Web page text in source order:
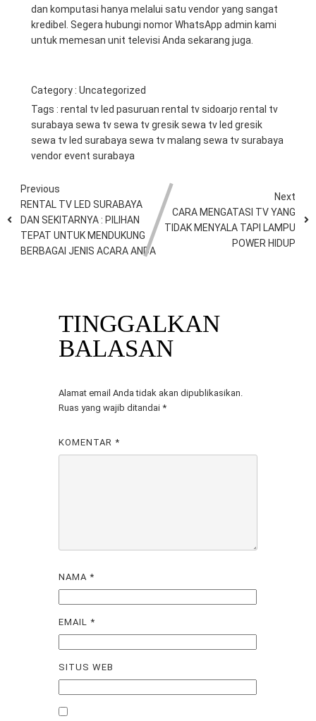
dan komputasi hanya melalui satu vendor yang sangat
kredibel. Segera hubungi nomor WhatsApp admin kami
untuk memesan unit televisi Anda sekarang juga.
Category : Uncategorized
Tags : rental tv led pasuruan rental tv sidoarjo rental tv
surabaya sewa tvsewa tv gresiksewa tv led gresik
sewa tv led surabaya sewa tv malang sewa tv surabaya
vendor event surabaya
Previous
RENTAL TV LED SURABAYA
DAN SEKITARNYA : PILIHAN
TEPAT UNTUK MENDUKUNG
BERBAGAI JENIS ACARA ANDA
Next
CARA MENGATASI TV YANG
TIDAK MENYALA TAPI LAMPU
POWER HIDUP
TINGGALKAN
BALASAN
Alamat email Anda tidak akan dipublikasikan.
Ruas yang wajib ditandai *
KOMENTAR *
NAMA *
EMAIL *
SITUS WEB